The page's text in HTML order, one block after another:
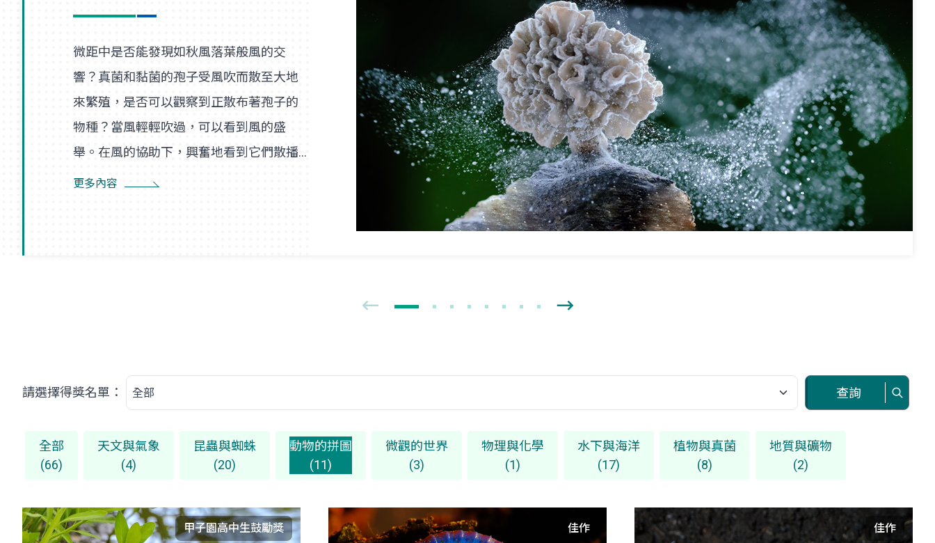
微距中是否能發現如秋風落葉般風的交
響？真菌和黏菌的孢子受風吹而散至大地
來繁殖，是否可以觀察到正散布著孢子的
物種？當風輕輕吹過，可以看到風的盛
舉。在風的協助下，興奮地看到它們散播
孢子的盛況，在精彩過程中也看到了風的
更多內容
請選擇得獎名單： 查詢
全部
(66)
天文與氣象
(4)
昆蟲與蜘蛛
(20)
動物的拼圖
(11)
微觀的世界
(3)
物理與化學
(1)
水下與海洋
(17)
植物與真菌
(8)
地質與礦物
(2)
甲子園高中生鼓勵獎 佳作 佳作